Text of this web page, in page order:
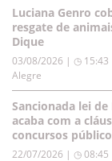
Luciana Genro
resgate de
Dique
03/08/2026 | ◷ 15:43
Alegre
Sancionada lei
acaba com a
concursos
22/07/2026 | ◷ 08:45